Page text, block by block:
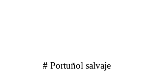
# Portuñol salvaje